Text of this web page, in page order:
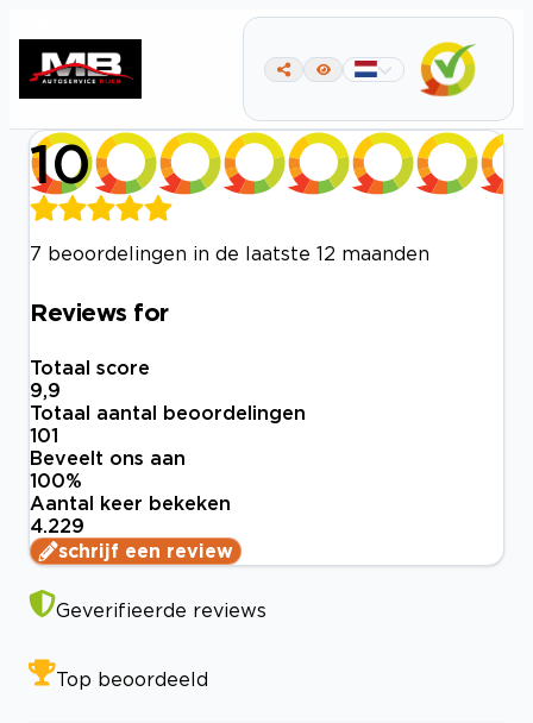
10
7 beoordelingen in de laatste 12 maanden
Reviews for
Totaal score
9,9
Totaal aantal beoordelingen
101
Beveelt ons aan
100%
Aantal keer bekeken
4.229
schrijf een review
Geverifieerde reviews
Top beoordeeld